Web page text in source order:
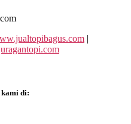
|
kami di: